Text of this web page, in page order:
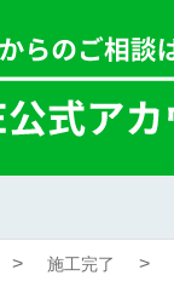
施工完了